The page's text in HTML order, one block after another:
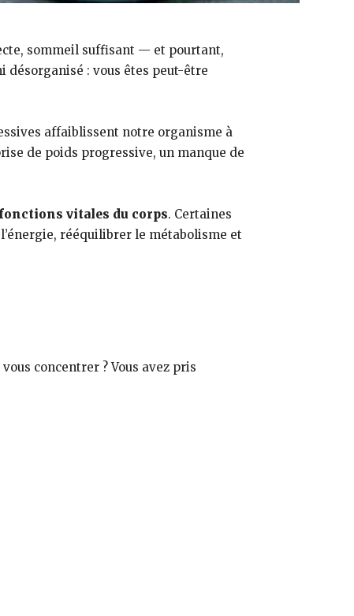
sommeil suffisant — et pourtant,
désorganisé : vous êtes peut-être
affaiblissent notre organisme à
de poids progressive, un manque de
vitales du corps. Certaines
rééquilibrer le métabolisme et
concentrer ? Vous avez pris